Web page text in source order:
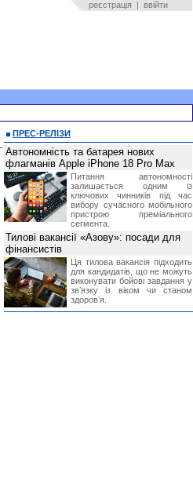
реєстрація | ввійти
ПРЕС-РЕЛІЗИ
Автономність та батарея нових
флагманів Apple iPhone 18 Pro Max
Питання автономності
залишається одним із
ключових чинників під час
вибору сучасного мобільного
пристрою преміального
сегмента.
Тилові вакансії «Азову»: посади для
фінансистів
Ця тилова вакансія підходить
для кандидатів, що не можуть
виконувати бойові завдання у
звʼязку із віком чи станом
здоровʼя.